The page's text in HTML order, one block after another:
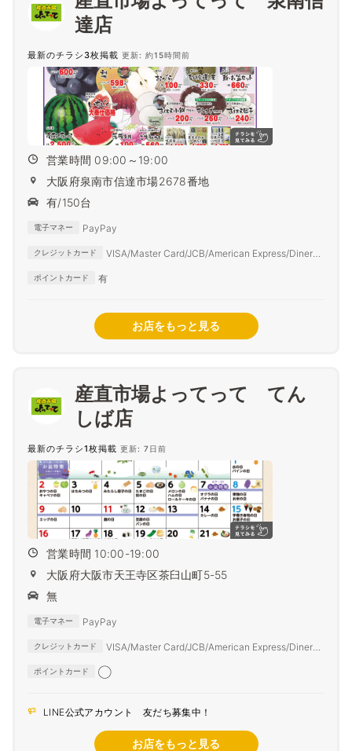
達店
最新のチラシ3枚掲載 更新: 約15時間前
営業時間 09:00～19:00
大阪府泉南市信達市場2678番地
有/150台
電子マネー PayPay
クレジットカード
VISA/Master Card/JCB/American Express/Diners
ポイントカード 有
お店をもっと見る
産直市場よってって てん
しば店
最新のチラシ1枚掲載 更新: 7日前
営業時間 10:00-19:00
大阪府大阪市天王寺区茶臼山町5-55
無
電子マネー PayPay
クレジットカード
VISA/Master Card/JCB/American Express/Diners
ポイントカード ◯
LINE公式アカウント 友だち募集中！
お店をもっと見る